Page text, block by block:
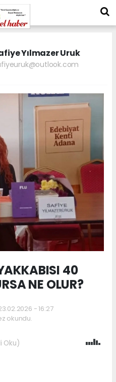
Yılmazer Uruk
40
NE OLUR?
- 16:27
okundu.
Oku)